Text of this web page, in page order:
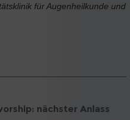
für Augenheilkunde und
nächster Anlass